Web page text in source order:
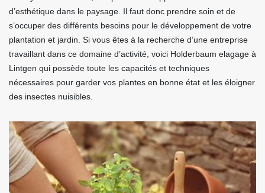
d’esthétique dans le paysage. Il faut donc prendre soin et de
s’occuper des différents besoins pour le développement de votre
plantation et jardin. Si vous êtes à la recherche d’une entreprise
travaillant dans ce domaine d’activité, voici Holderbaum elagage à
Lintgen qui possède toute les capacités et techniques
nécessaires pour garder vos plantes en bonne état et les éloigner
des insectes nuisibles.